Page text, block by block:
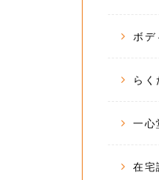
ボデ
らく
一心
在宅